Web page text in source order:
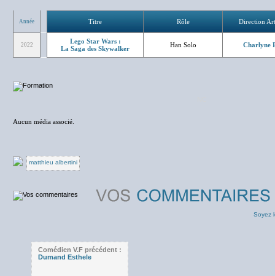
Année Titre Rôle Direction
2022
Lego Star Wars :
La Saga des Skywalker
Han Solo Charlyne
Aucun média associé.
matthieu albertini
Soyez
Comédien V.F précédent :
Dumand Esthele